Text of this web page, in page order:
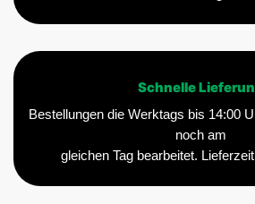
Schnelle
Bestellungen die Werktags bis 14:00
noch am
gleichen Tag bearbeitet.